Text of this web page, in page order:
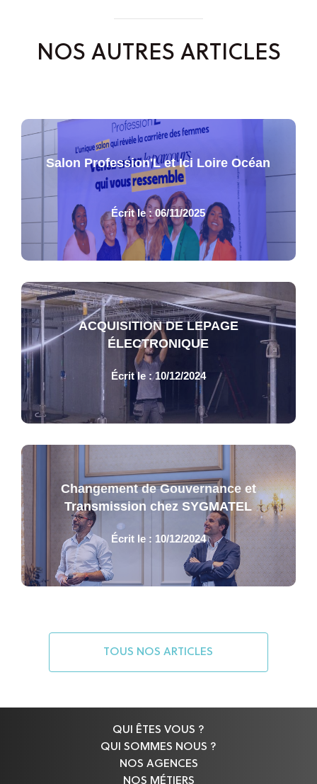
NOS AUTRES ARTICLES
Salon Profession'L et Ici Loire Océan
Écrit le : 06/11/2025
ACQUISITION DE LEPAGE
ÉLECTRONIQUE
Écrit le : 10/12/2024
Changement de Gouvernance et
Transmission chez SYGMATEL
Écrit le : 10/12/2024
TOUS NOS ARTICLES
QUI ÊTES VOUS ?
QUI SOMMES NOUS ?
NOS AGENCES
NOS MÉTIERS